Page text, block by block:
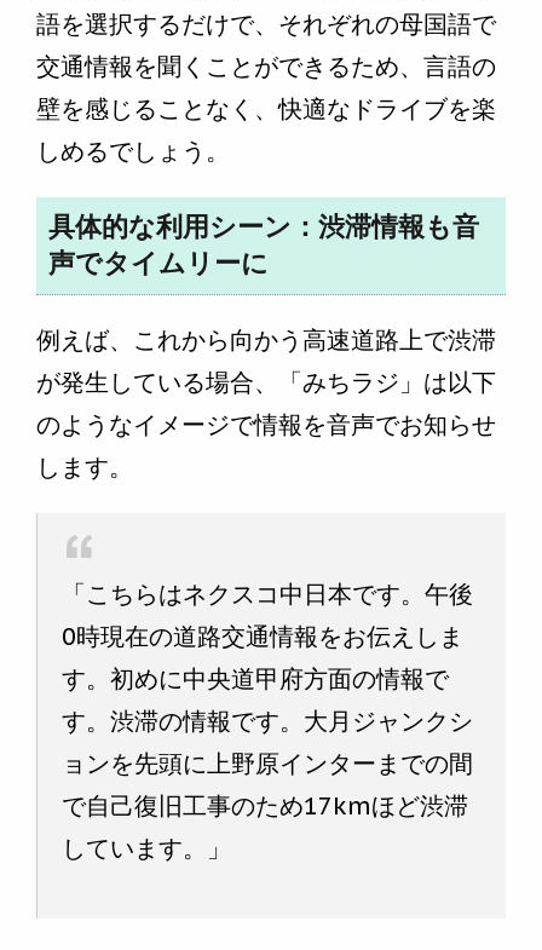
語を選択するだけで、それぞれの母国語で
交通情報を聞くことができるため、言語の
壁を感じることなく、快適なドライブを楽
しめるでしょう。
具体的な利用シーン：渋滞情報も音
声でタイムリーに
例えば、これから向かう高速道路上で渋滞
が発生している場合、「みちラジ」は以下
のようなイメージで情報を音声でお知らせ
します。
「こちらはネクスコ中日本です。午後
0時現在の道路交通情報をお伝えしま
す。初めに中央道甲府方面の情報で
す。渋滞の情報です。大月ジャンクシ
ョンを先頭に上野原インターまでの間
で自己復旧工事のため17kmほど渋滞
しています。」